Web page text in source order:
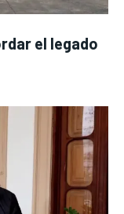
el legado